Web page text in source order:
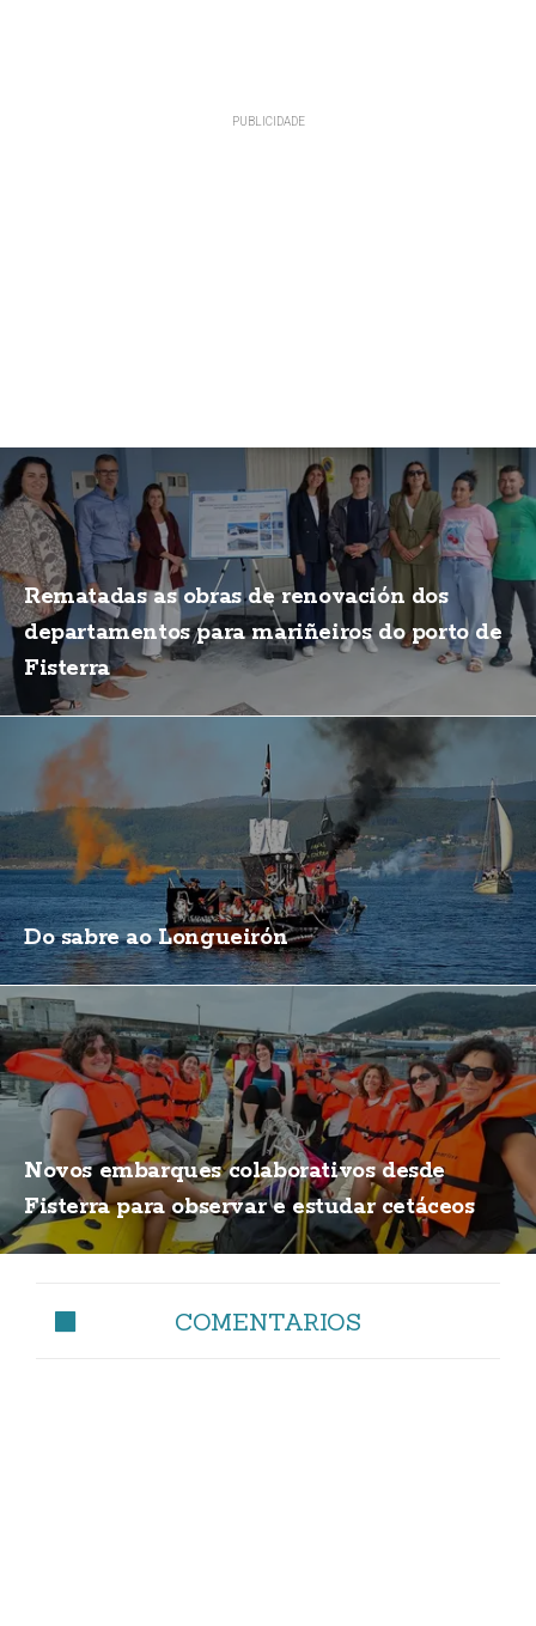
Rematadas as obras de renovación dos
departamentos para mariñeiros do porto de
Fisterra
Do sabre ao Longueirón
Novos embarques colaborativos desde
Fisterra para observar e estudar cetáceos
COMENTARIOS